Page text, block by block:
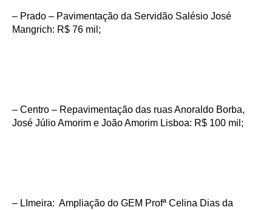
– Prado – Pavimentação da Servidão Salésio José
Mangrich: R$ 76 mil;
– Centro – Repavimentação das ruas Anoraldo Borba,
José Júlio Amorim e João Amorim Lisboa: R$ 100 mil;
– LImeira: Ampliação do GEM Profª Celina Dias da